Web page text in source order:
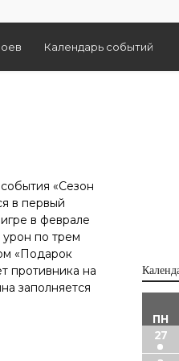
Календарь событий
«Сезон
в первый
в феврале
по трем
«Подарок
противника на
заполняется
ПН
27